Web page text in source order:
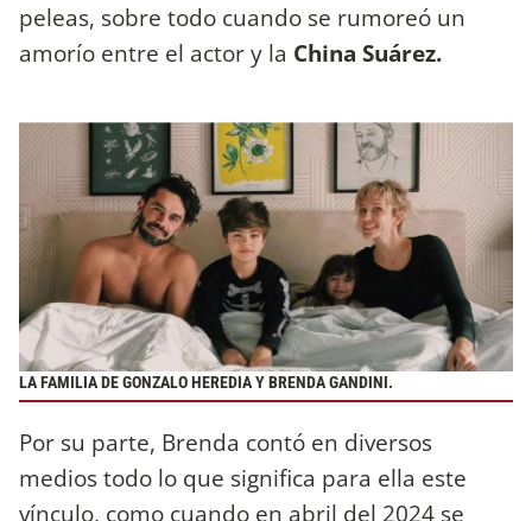
peleas, sobre todo cuando se rumoreó un
amorío entre el actor y la China Suárez.
LA FAMILIA DE GONZALO HEREDIA Y BRENDA GANDINI.
Por su parte, Brenda contó en diversos
medios todo lo que significa para ella este
vínculo, como cuando en abril del 2024 se